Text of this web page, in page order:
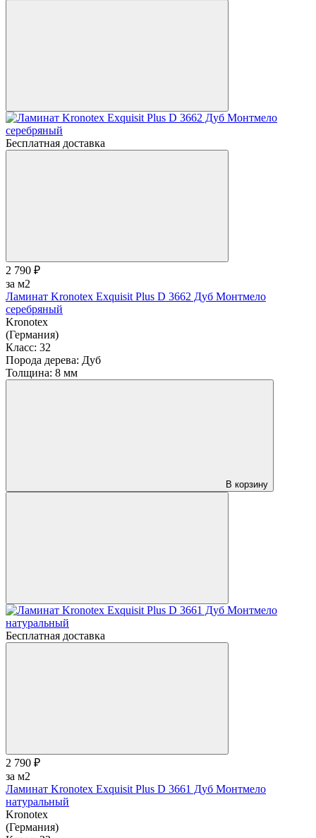
Бесплатная доставка
2 790 ₽
за м2
Ламинат Kronotex Exquisit Plus D 3662 Дуб Монтмело
серебряный
Kronotex
(Германия)
Класс: 32
Порода дерева: Дуб
Толщина: 8 мм
В корзину
Бесплатная доставка
2 790 ₽
за м2
Ламинат Kronotex Exquisit Plus D 3661 Дуб Монтмело
натуральный
Kronotex
(Германия)